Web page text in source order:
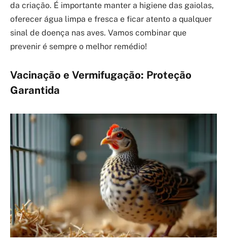
da criação. É importante manter a higiene das gaiolas,
oferecer água limpa e fresca e ficar atento a qualquer
sinal de doença nas aves. Vamos combinar que
prevenir é sempre o melhor remédio!
Vacinação e Vermifugação: Proteção
Garantida